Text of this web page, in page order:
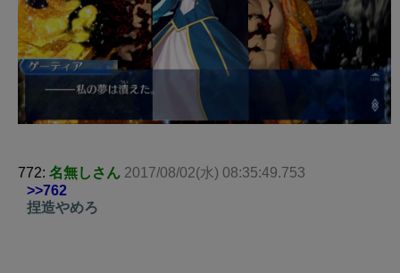
772: 名無しさん 2017/08/02(水) 08:35:49.753
>>762
捏造やめろ